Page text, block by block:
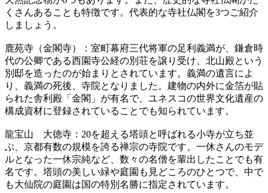
くさんあることも特徴です。代表的な寺社仏閣を3つご紹介
しましょう。
鹿苑寺（金閣寺）：室町幕府三代将軍の足利義満が、鎌倉時
代の公卿である西園寺公経の別荘を譲り受け、北山殿という
別邸を造ったのが始まりとされています。義満の遺言によ
り、義満の死後、寺院となりました。建物の内外に金箔が貼
られた舎利殿「金閣」が有名で、ユネスコの世界文化遺産の
構成資材に登録されていることでも知られています。
龍宝山 大徳寺：20を超える塔頭と呼ばれる小寺が立ち並
ぶ、京都有数の規模を誇る禅宗の寺院です。一休さんのモデ
ルとなった一休宗純など、数々の名僧を輩出したことでも有
名です。塔頭の美しい緑や庭園も見どころのひとつで、中で
も大仙院の庭園は国の特別名勝に指定されています。